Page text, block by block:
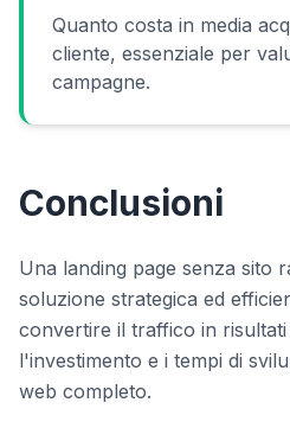
Quanto costa in media
cliente, essenziale per
campagne.
Conclusioni
Una landing page senza sito
soluzione strategica ed
convertire il traffico in
l'investimento e i tempi di
web completo.